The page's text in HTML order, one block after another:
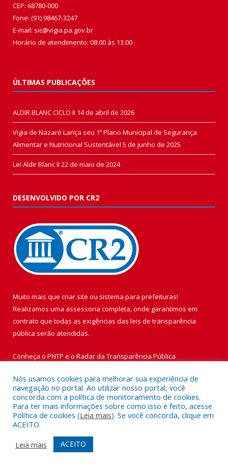
CEP: 68780-000
Fone: (91) 98467-3247
E-mail: sic@vigia.pa.gov.br
Horário de atendimento: 08:00 às 13:00
ÚLTIMAS PUBLICAÇÕES
ALDIR BLANC CICLO II 14 de abril de 2026
Vigia de Nazaré Lança seu 1º Plano Municipal de Segurança
Alimentar e Nutricional Sustentável 5 de junho de 2025
Lei Aldir Blanc II 22 de maio de 2024
DESENVOLVIDO POR CR2
Muito mais que criar site ou sistema para prefeituras!
Realizamos uma assessoria completa, onde garantimos em
contrato que todas as exigências das leis de transparência
pública serão atendidas.
Conheça o PNTP e o Radar da Transparência Pública
Todos os direitos reservados a Prefeitura Municipal de Vigia de
Nazaré.
Mapa do Site
Acessar Área Administrativa
Acessar Webmail
Nós usamos cookies para melhorar sua experiência de
navegação no portal. Ao utilizar nosso portal, você
concorda com a política de monitoramento de cookies.
Para ter mais informações sobre como isso é feito, acesse
Política de cookies (Leia mais). Se você concorda, clique em
ACEITO.
Leia mais
ACEITO